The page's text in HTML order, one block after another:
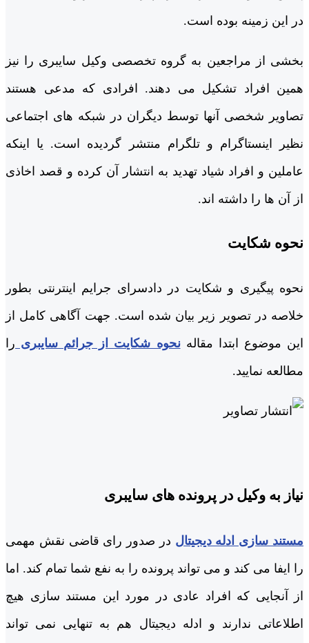
در این زمینه بوده است.
بخشی از مراجعین به گروه تخصصی وکیل سایبری را نیز
همین افراد تشکیل می دهند. افرادی که مدعی هستند
تصاویر شخصی آنها توسط دیگران در شبکه های اجتماعی
نظیر اینستاگرام و تلگرام منتشر گردیده است. یا اینکه
عاملین و افراد شیاد تهدید به انتشار آن کرده و قصد اخاذی
از آن ها را داشته اند.
نحوه شکایت
نحوه پیگیری و شکایت در دادسرای جرایم اینترنتی بطور
خلاصه در تصویر زیر بیان شده است. جهت آگاهی کامل از
این موضوع ابتدا مقالهنحوه شکایت از جرائم سایبری را
مطالعه نمایید.
نیاز به وکیل در پرونده های سایبری
مستند سازی ادله دیجیتال در صدور رای قاضی نقش مهمی
را ایفا می کند و می تواند پرونده را به نفع شما تمام کند. اما
از آنجایی که افراد عادی در مورد این مستند سازی هیچ
اطلاعاتی ندارند و ادله دیجیتال هم به تنهایی نمی تواند